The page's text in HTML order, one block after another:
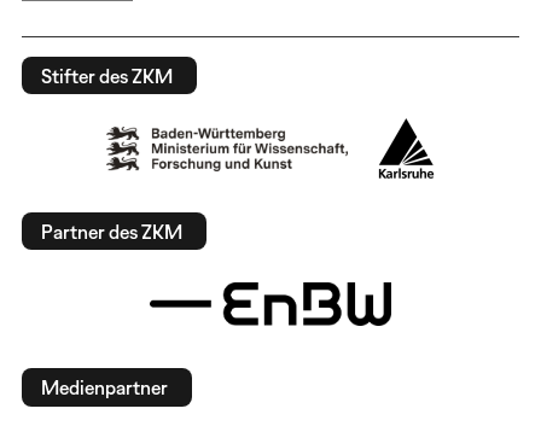
Stifter des ZKM
Partner des ZKM
Medienpartner